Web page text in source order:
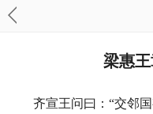
梁惠
齐宣王问曰：“交邻国